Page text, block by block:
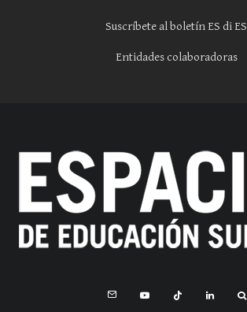
Suscríbete al boletín ES di ES
Entidades colaboradoras